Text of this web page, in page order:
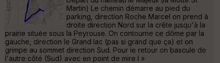
Martin) Le chemin démarre au pied du
parking, direction Roche Marcel on prend à
droite direction Nord sur la crête jusqu'à la
prairie située sous la Peyrouse. On contourne ce dôme par la
gauche, direction le Grand lac (pas si grand que ça) et on
grimpe au sommet direction Sud. Pour le retour on bascule de
l'autre côté (Sud) avec en point de mire l »